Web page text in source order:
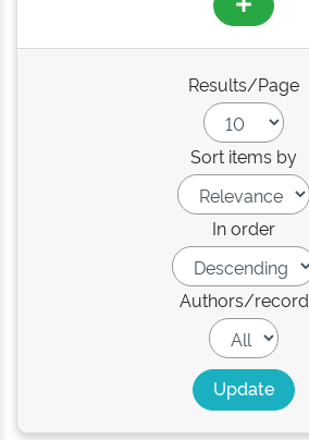
Results/Page
Sort items by
In order
Authors/record